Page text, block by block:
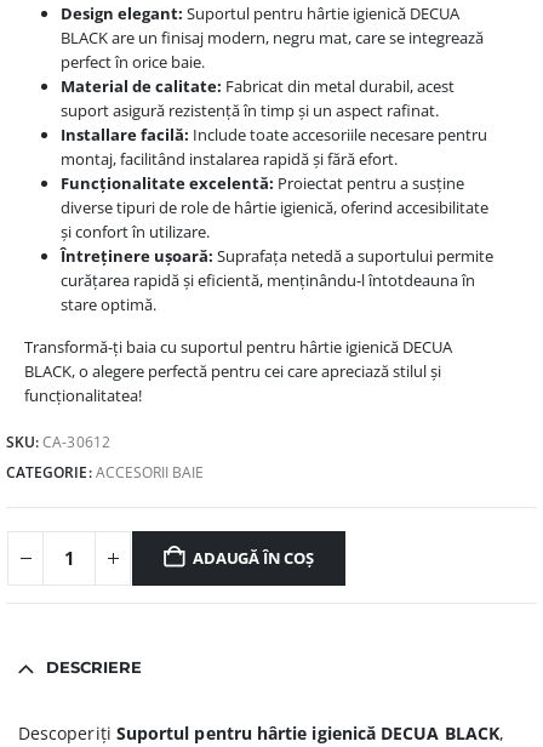
Design elegant: Suportul pentru hârtie igienică DECUA
BLACK are un finisaj modern, negru mat, care se integrează
perfect în orice baie.
Material de calitate: Fabricat din metal durabil, acest
suport asigură rezistență în timp și un aspect rafinat.
Installare facilă: Include toate accesoriile necesare pentru
montaj, facilitând instalarea rapidă și fără efort.
Funcționalitate excelentă: Proiectat pentru a susține
diverse tipuri de role de hârtie igienică, oferind accesibilitate
și confort în utilizare.
Întreținere ușoară: Suprafața netedă a suportului permite
curățarea rapidă și eficientă, menținându-l întotdeauna în
stare optimă.
Transformă-ți baia cu suportul pentru hârtie igienică DECUA
BLACK, o alegere perfectă pentru cei care apreciază stilul și
funcționalitatea!
SKU:CA-30612
CATEGORIE:ACCESORII BAIE
ADAUGĂ ÎN COȘ
DESCRIERE
Descoperiți Suportul pentru hârtie igienică DECUA BLACK,